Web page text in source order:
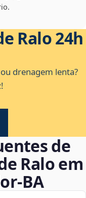
Ralo 24h
drenagem lenta?
de
Ralo em